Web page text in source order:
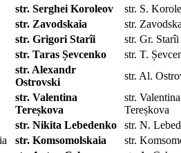
str. Serghei Koroleov
str. S.
str. Zavodskaia
str.
str. Grigori Starîi
str. Gr. Starîi
str. Taras Șevcenko
str. T.
str. Alexandr
Ostrovski
str. Al.
str. Valentina
Tereșkova
str. Valentina
Tereșkova
str. Nikita Lebedenko
str. N.
str. Komsomolskaia
str.